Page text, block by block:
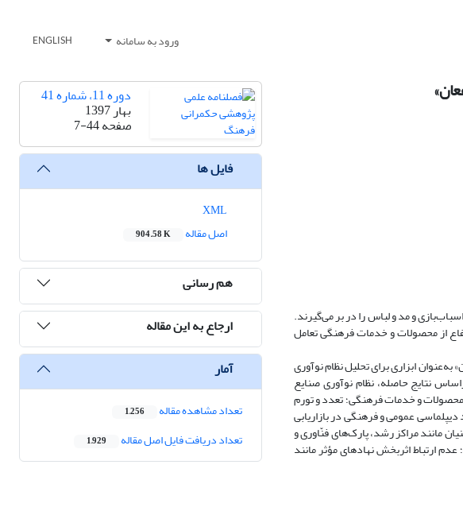
ورود به سامانه ENGLISH
و مد و لباس را در بر می‌گیرند.
از محصولات و خدمات فرهنگی تعامل
ابزاری برای تحلیل نظام نوآوری
نتایج حاصله، نظام نوآوری صنایع
محصولات و خدمات فرهنگی؛ تعدد و تورم
عمومی و فرهنگی در بازاریابی
مانند مراکز رشد، پارک‌های فنّاوری و
ارتباط اثربخش نهادهای مؤثر مانند
دوره 11، شماره 41
بهار 1397
صفحه7-44
فایل ها
اصل مقاله
904.58 K
هم رسانی
ارجاع به این مقاله
آمار
تعداد مشاهده مقاله 1,256
تعداد دریافت فایل اصل مقاله 1,929